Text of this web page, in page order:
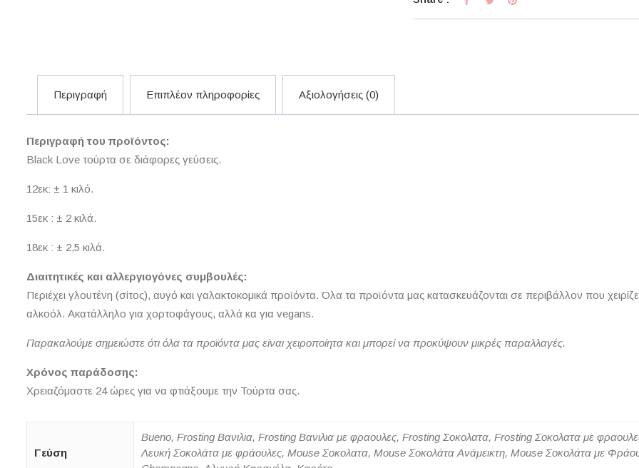
Περιγραφή Επιπλέον πληροφορίες Αξιολογήσεις (0)
Περιγραφή του προϊόντος:
Black Love τούρτα σε διάφορες γεύσεις.
12εκ: ± 1 κιλό.
15εκ : ± 2 κιλά.
18εκ : ± 2,5 κιλά.
Διαιτητικές και αλλεργιογόνες συμβουλές:
Περιέχει γλουτένη (σίτος), αυγό και γαλακτοκομικά προϊόντα. Όλα τα προϊόντα μας κατασκευάζονται σε περιβάλλον που
αλκοόλ. Ακατάλληλο για χορτοφάγους, αλλά κα για vegans.
Παρακαλούμε σημειώστε ότι όλα τα προϊόντα μας είναι χειροποίητα και μπορεί να προκύψουν μικρές παραλλαγές.
Χρόνος παράδοσης:
Χρειαζόμαστε 24 ώρες για να φτιάξουμε την Τούρτα σας.
Γεύση
Bueno, Frosting Βανιλια, Frosting Βανιλια με φραουλες, Frosting Σοκολατα, Frosting Σοκολατα με
Λευκή Σοκολάτα με φράουλες, Mouse Σοκολατα, Mouse Σοκολάτα Ανάμεικτη, Mouse Σοκολάτα με